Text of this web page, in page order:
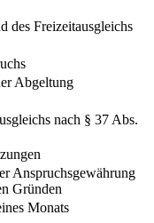
des Freizeitausgleichs
Abgeltung
nach § 37 Abs.
Anspruchsgewährung
Gründen
Monats